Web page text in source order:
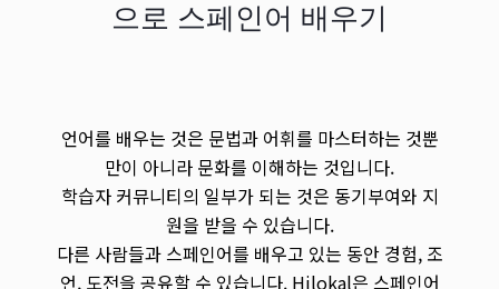
으로 스페인어 배우기
언어를 배우는 것은 문법과 어휘를 마스터하는 것뿐
만이 아니라 문화를 이해하는 것입니다.
학습자 커뮤니티의 일부가 되는 것은 동기부여와 지
원을 받을 수 있습니다.
다른 사람들과 스페인어를 배우고 있는 동안 경험, 조
언, 도전을 공유할 수 있습니다. Hilokal은 스페인어